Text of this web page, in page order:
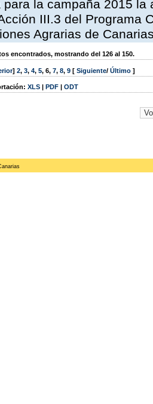
para la campaña 2015
III.3 del Programa
Agrarias de
encontrados, mostrando del 126 al 150.
] 2, 3, 4, 5, 6, 7, 8, 9 [ Siguiente/ Último ]
XLS | PDF | ODT